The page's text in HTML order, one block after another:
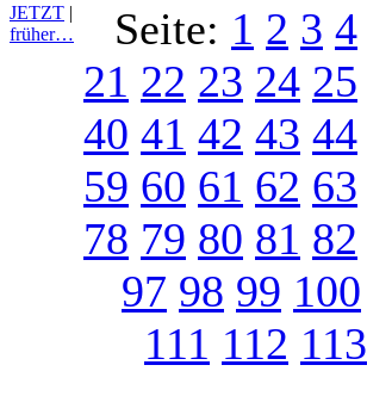
JETZT |
früher…
Seite: 1 2 3 4
21 22 23 24 25
40 41 42 43 44
59 60 61 62 63
78 79 80 81 82
97 98 99 100
111 112 113